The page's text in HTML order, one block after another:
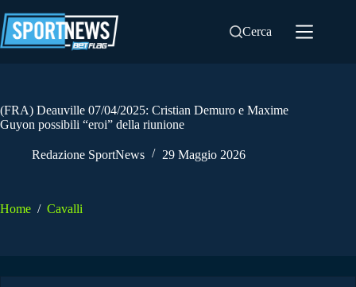
al
contenuto
Cerca
(FRA) Deauville 07/04/2025: Cristian Demuro e Maxime
Guyon possibili “eroi” della riunione
Redazione SportNews 29 Maggio 2026
Home / Cavalli